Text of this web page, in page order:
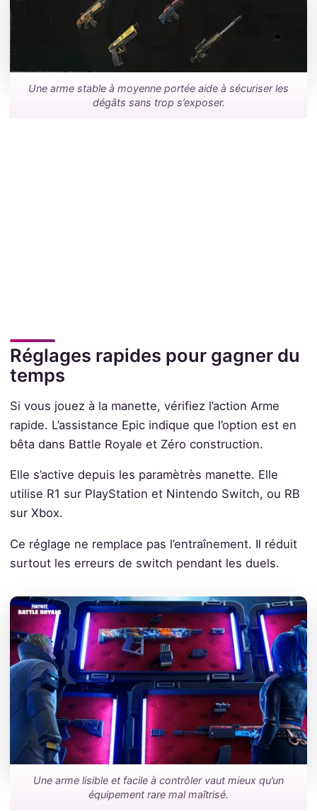
Une arme stable à moyenne portée aide à sécuriser les
dégâts sans trop s’exposer.
Réglages rapides pour gagner du
temps
Si vous jouez à la manette, vérifiez l’action Arme
rapide. L’assistance Epic indique que l’option est en
bêta dans Battle Royale et Zéro construction.
Elle s’active depuis les paramètrès manette. Elle
utilise R1 sur PlayStation et Nintendo Switch, ou RB
sur Xbox.
Ce réglage ne remplace pas l’entraînement. Il réduit
surtout les erreurs de switch pendant les duels.
Une arme lisible et facile à contrôler vaut mieux qu’un
équipement rare mal maîtrisé.